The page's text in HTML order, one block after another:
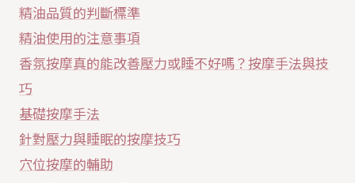
精油品質的判斷標準
精油使用的注意事項
香氛按摩真的能改善壓力或睡不好嗎？按摩手法與技
巧
基礎按摩手法
針對壓力與睡眠的按摩技巧
穴位按摩的輔助